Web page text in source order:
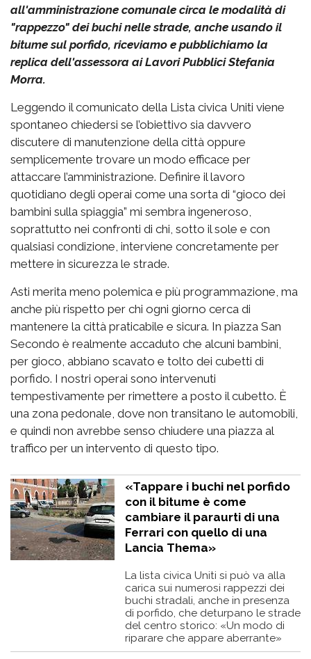
all'amministrazione comunale circa le modalità di
"rappezzo" dei buchi nelle strade, anche usando il
bitume sul porfido, riceviamo e pubblichiamo la
replica dell'assessora ai Lavori Pubblici Stefania
Morra.
Leggendo il comunicato della Lista civica Uniti viene
spontaneo chiedersi se l’obiettivo sia davvero
discutere di manutenzione della città oppure
semplicemente trovare un modo efficace per
attaccare l’amministrazione. Definire il lavoro
quotidiano degli operai come una sorta di “gioco dei
bambini sulla spiaggia” mi sembra ingeneroso,
soprattutto nei confronti di chi, sotto il sole e con
qualsiasi condizione, interviene concretamente per
mettere in sicurezza le strade.
Asti merita meno polemica e più programmazione, ma
anche più rispetto per chi ogni giorno cerca di
mantenere la città praticabile e sicura. In piazza San
Secondo è realmente accaduto che alcuni bambini,
per gioco, abbiano scavato e tolto dei cubetti di
porfido. I nostri operai sono intervenuti
tempestivamente per rimettere a posto il cubetto. È
una zona pedonale, dove non transitano le automobili,
e quindi non avrebbe senso chiudere una piazza al
traffico per un intervento di questo tipo.
«Tappare i buchi nel porfido
con il bitume è come
cambiare il paraurti di una
Ferrari con quello di una
Lancia Thema»
La lista civica Uniti si può va alla
carica sui numerosi rappezzi dei
buchi stradali, anche in presenza
di porfido, che deturpano le strade
del centro storico: «Un modo di
riparare che appare aberrante»